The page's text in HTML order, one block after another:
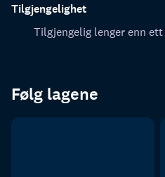
Tilgjengelighet
Tilgjengelig lenger enn ett
Følg lagene